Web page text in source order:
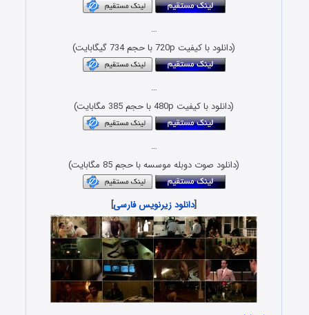
(دانلود صوت دوبله موسسه با حجم 85 مگابایت)
دانلود زیرنویس فارسی]